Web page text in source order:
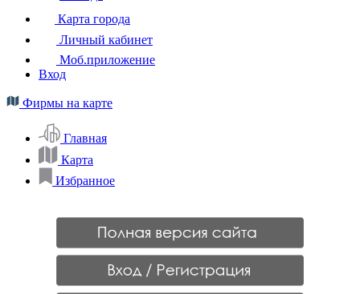
Карта города
Личный кабинет
Моб.приложение
Вход
Фирмы на карте
Главная
Карта
Избранное